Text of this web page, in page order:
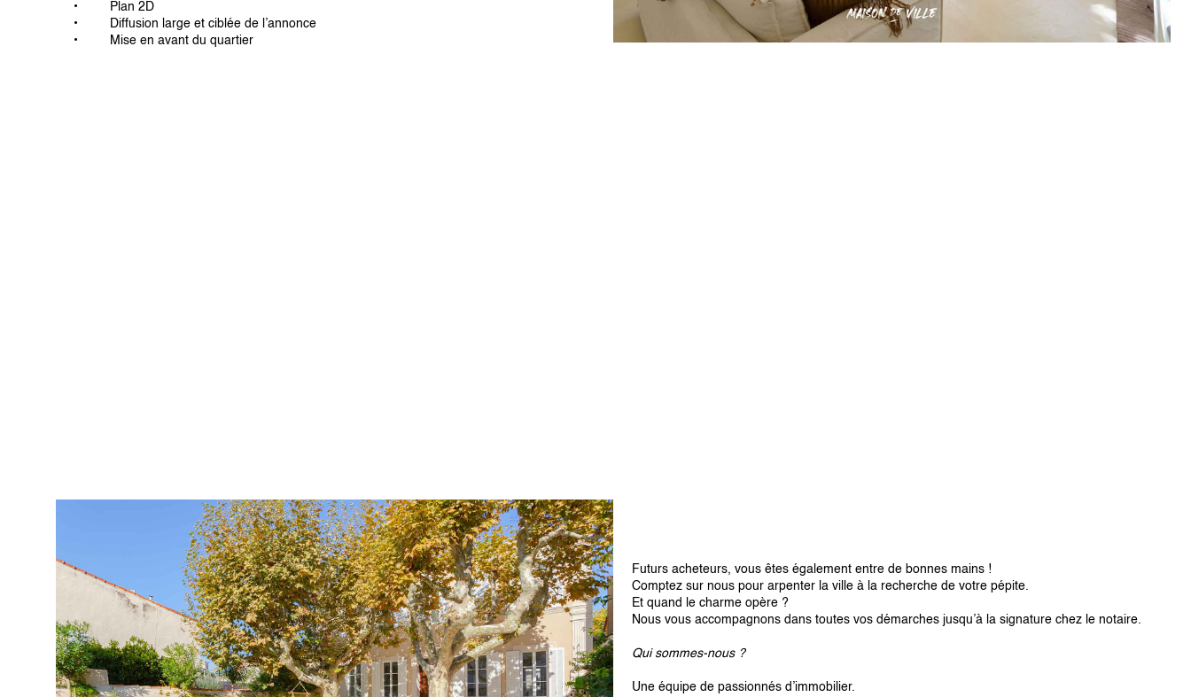
• Plan 2D
• Diffusion large et ciblée de l’annonce
• Mise en avant du quartier
Futurs acheteurs, vous êtes également entre de bonnes mains !
Comptez sur nous pour arpenter la ville à la recherche de votre pépite.
Et quand le charme opère ?
Nous vous accompagnons dans toutes vos démarches jusqu’à la signature chez le notaire.
Qui sommes-nous ?
Une équipe de passionnés d’immobilier.